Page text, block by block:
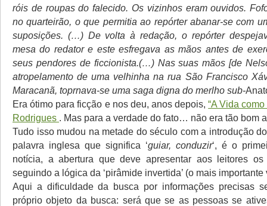
róis de roupas do falecido. Os vizinhos eram ouvidos.
no quarteirão, o que permitia ao repórter abanar-se com
suposições. (…) De volta à redação, o repórter
mesa do redator e este esfregava as mãos antes de
seus pendores de ficcionista.(…) Nas suas mãos [de
atropelamento de uma velhinha na rua São Francisco
Maracanã, toprnava-se uma saga digna do merlho sub-
Era ótimo para ficção e nos deu, anos depois,“A Vida
Rodrigues . Mas para a verdade do fato… não era tão bom
Tudo isso mudou na metade do século com a introdução do
palavra inglesa que significa ‘guiar, conduzir‘, é o
notícia, a abertura que deve apresentar aos leitores os
seguindo a lógica da ‘pirâmide invertida’ (o mais
Aqui a dificuldade da busca por informações precisas
próprio objeto da busca: será que se as pessoas se